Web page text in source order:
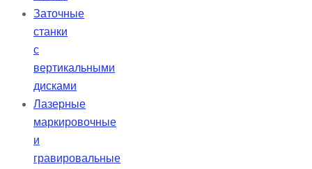
Заточные
станки
с
вертикальными
дисками
Лазерные
маркировочные
и
гравировальные